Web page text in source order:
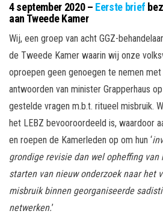
4 september 2020 – Eerste brief
aan Tweede Kamer
Wij, een groep van acht GGZ-
de Tweede Kamer waarin wij onze
oproepen geen genoegen te nemen
antwoorden van minister Grapperhaus
gestelde vragen m.b.t. ritueel misbruik.
het LEBZ bevooroordeeld is, waardoor
en roepen de Kamerleden op om hun ‘
grondige revisie dan wel opheffing van
starten van nieuw onderzoek naar het
misbruik binnen georganiseerde
netwerken.’